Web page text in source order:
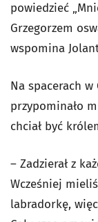
powiedzieć
Grzegorzem
wspomina
Na spacerach w
przypominało
chciał być
– Zadzierał z
Wcześniej
labradorkę,